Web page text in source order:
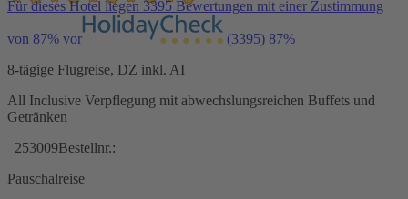
Für dieses Hotel liegen 3395 Bewertungen mit einer Zustimmung
von 87% vor (3395) 87%
8-tägige Flugreise, DZ inkl. AI
All Inclusive Verpflegung mit abwechslungsreichen Buffets und
Getränken
253009Bestellnr.:
Pauschalreise